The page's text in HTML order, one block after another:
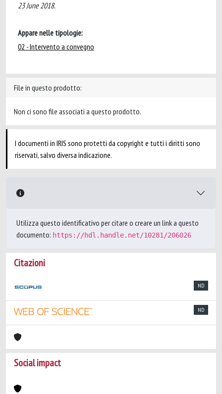
23 June 2018.
Appare nelle tipologie:
02 - Intervento a convegno
File in questo prodotto:
Non ci sono file associati a questo prodotto.
I documenti in IRIS sono protetti da copyright e tutti i diritti sono
riservati, salvo diversa indicazione.
Utilizza questo identificativo per citare o creare un link a questo
documento: https://hdl.handle.net/10281/206026
Citazioni
ND
ND
Social impact